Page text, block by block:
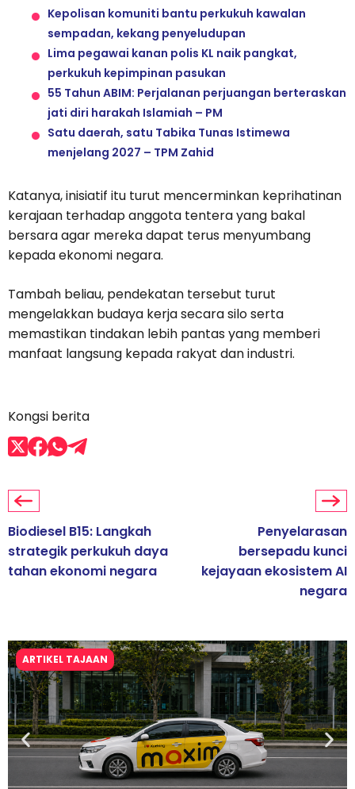
Kepolisan komuniti bantu perkukuh kawalan
sempadan, kekang penyeludupan
Lima pegawai kanan polis KL naik pangkat,
perkukuh kepimpinan pasukan
55 Tahun ABIM: Perjalanan perjuangan berteraskan
jati diri harakah Islamiah – PM
Satu daerah, satu Tabika Tunas Istimewa
menjelang 2027 – TPM Zahid
Katanya, inisiatif itu turut mencerminkan keprihatinan
kerajaan terhadap anggota tentera yang bakal
bersara agar mereka dapat terus menyumbang
kepada ekonomi negara.
Tambah beliau, pendekatan tersebut turut
mengelakkan budaya kerja secara silo serta
memastikan tindakan lebih pantas yang memberi
manfaat langsung kepada rakyat dan industri.
Kongsi berita
Biodiesel B15: Langkah
strategik perkukuh daya
tahan ekonomi negara
Penyelarasan
bersepadu kunci
kejayaan ekosistem AI
negara
ARTIKEL TAJAAN